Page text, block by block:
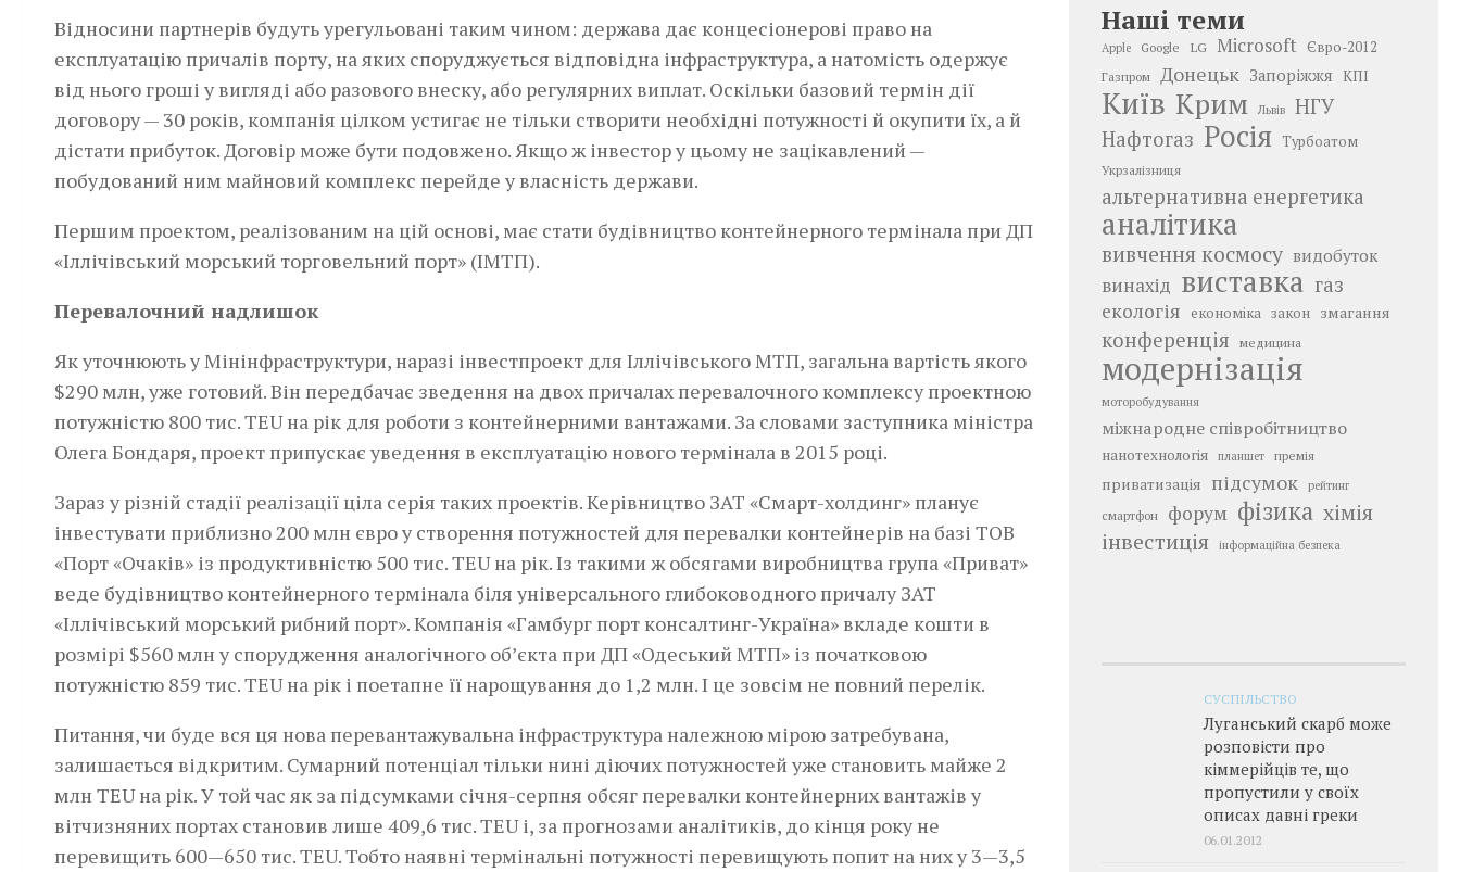
Відносини партнерів будуть урегульовані таким чином: держава дає концесіонерові право на
експлуатацію причалів порту, на яких споруджується відповідна інфраструктура, а натомість одержує
від нього гроші у вигляді або разового внеску, або регулярних виплат. Оскільки базовий термін дії
договору — 30 років, компанія цілком устигає не тільки створити необхідні потужності й окупити їх, а й
дістати прибуток. Договір може бути подовжено. Якщо ж інвестор у цьому не зацікавлений —
побудований ним майновий комплекс перейде у власність держави.
Першим проектом, реалізованим на цій основі, має стати будівництво контейнерного термінала при ДП
«Іллічівський морський торговельний порт» (ІМТП).
Перевалочний надлишок
Як уточнюють у Мінінфраструктури, наразі інвестпроект для Іллічівського МТП, загальна вартість якого
$290 млн, уже готовий. Він передбачає зведення на двох причалах перевалочного комплексу проектною
потужністю 800 тис. TEU на рік для роботи з контейнерними вантажами. За словами заступника міністра
Олега Бондаря, проект припускає уведення в експлуатацію нового термінала в 2015 році.
Зараз у різній стадії реалізації ціла серія таких проектів. Керівництво ЗАТ «Смарт-холдинг» планує
інвестувати приблизно 200 млн євро у створення потужностей для перевалки контейнерів на базі ТОВ
«Порт «Очаків» із продуктивністю 500 тис. TEU на рік. Із такими ж обсягами виробництва група «Приват»
веде будівництво контейнерного термінала біля універсального глибоководного причалу ЗАТ
«Іллічівський морський рибний порт». Компанія «Гамбург порт консалтинг-Україна» вкладе кошти в
розмірі $560 млн у спорудження аналогічного об’єкта при ДП «Одеський МТП» із початковою
потужністю 859 тис. TEU на рік і поетапне її нарощування до 1,2 млн. І це зовсім не повний перелік.
Питання, чи буде вся ця нова перевантажувальна інфраструктура належною мірою затребувана,
залишається відкритим. Сумарний потенціал тільки нині діючих потужностей уже становить майже 2
млн TEU на рік. У той час як за підсумками січня-серпня обсяг перевалки контейнерних вантажів у
вітчизняних портах становив лише 409,6 тис. TEU і, за прогнозами аналітиків, до кінця року не
перевищить 600—650 тис. TEU. Тобто наявні термінальні потужності перевищують попит на них у 3—3,5
Наші теми
Apple Google LG Microsoft Євро-2012
Газпром Донецьк Запоріжжя КПІ
Київ Крим Львів
НГУ
Нафтогаз Росія Турбоатом
Укрзалізниця
альтернативна енергетика
аналітика
вивчення космосу видобуток
винахід виставка газ
екологія економіка закон змагання
конференція медицина
модернізація
моторобудування
міжнародне співробітництво
нанотехнологія планшет премія
приватизація підсумок рейтинг
смартфон форум фізика хімія
інвестиція інформаційна безпека
СУСПІЛЬСТВО
Луганський скарб може
розповісти про
кіммерійців те, що
пропустили у своїх
описах давні греки
06.01.2012